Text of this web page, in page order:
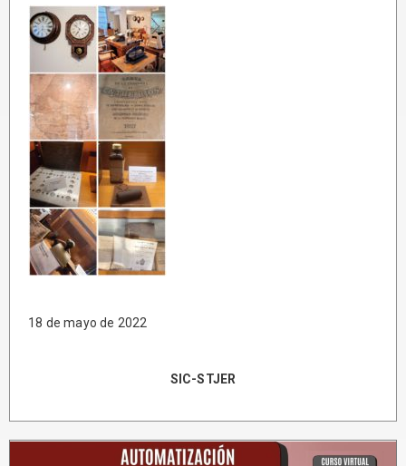
18 de mayo de 2022
SIC-STJER